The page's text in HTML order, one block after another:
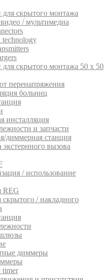
для скрытого монтажа
/ мультимедиа
для скрытого монтажа 50 x 50
перенапряжения
больниц
инсталляция
и запчасти
диммерная станция
экстернного вызова
/ использование
REG
скрытого / накладного
диммеры
timer